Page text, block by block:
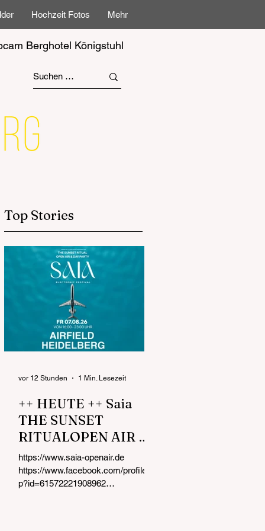
Hochzeit Fotos Mehr
Berghotel Königstuhl
Top Stories
++ HEUTE ++ Saia
THE SUNSET
RITUALOPEN AIR &
DAY PARTY FR
07.08.26 von 16:00 -
23:00 UHR Airfield
https://www.saia-openair.de
https://www.facebook.com/profile.ph
p?id=61572221908962
vor 12 Stunden 1 Min. Lesezeit